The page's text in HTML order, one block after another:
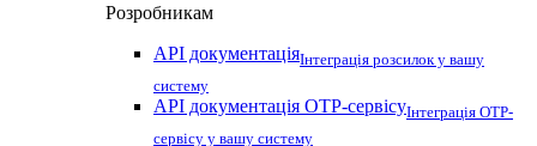
Розробникам
API документаціяІнтеграція розсилок у вашу
систему
API документація OTP-сервісуІнтеграція OTP-
сервісу у вашу систему